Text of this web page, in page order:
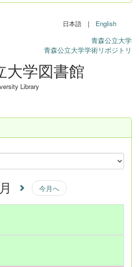
日本語 | English
青森公立大学
青森公立大学学術リポジトリ
学図書館
Library
今月へ